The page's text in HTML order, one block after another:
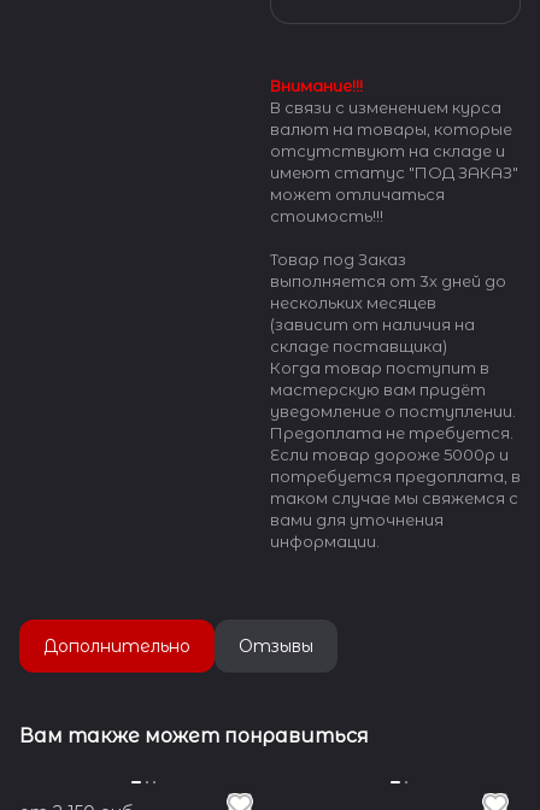
Внимание!!!
В связи с изменением курса
валют на товары, которые
отсутствуют на складе и
имеют статус "ПОД ЗАКАЗ"
может отличаться
стоимость!!!
Товар под Заказ
выполняется от 3х дней до
нескольких месяцев
(зависит от наличия на
складе поставщика)
Когда товар поступит в
мастерскую вам придёт
уведомление о поступлении.
Предоплата не требуется.
Если товар дороже 5000р и
потребуется предоплата, в
таком случае мы свяжемся с
вами для уточнения
информации.
Дополнительно Отзывы
Вам также может понравиться